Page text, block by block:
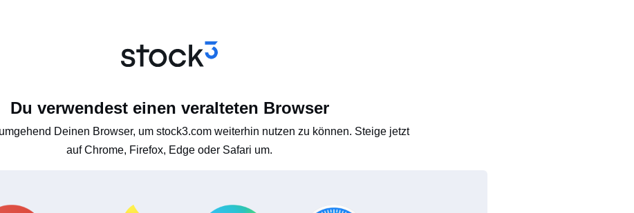
Du verwendest einen veralteten Browser
Deinen Browser, um stock3.com weiterhin nutzen zu können. Steige jetzt
auf Chrome, Firefox, Edge oder Safari um.